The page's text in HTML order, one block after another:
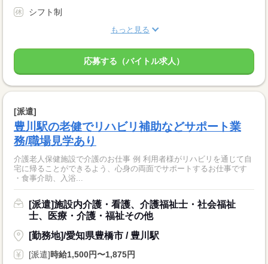
シフト制
もっと見る
応募する（バイトル求人）
[派遣]
豊川駅の老健でリハビリ補助などサポート業
務/職場見学あり
介護老人保健施設で介護のお仕事 例 利用者様がリハビリを通じて自
宅に帰ることができるよう、心身の両面でサポートするお仕事です
・食事介助、入浴...
[派遣]施設内介護・看護、介護福祉士・社会福祉
士、医療・介護・福祉その他
[勤務地]/愛知県豊橋市 / 豊川駅
[派遣]時給1,500円〜1,875円